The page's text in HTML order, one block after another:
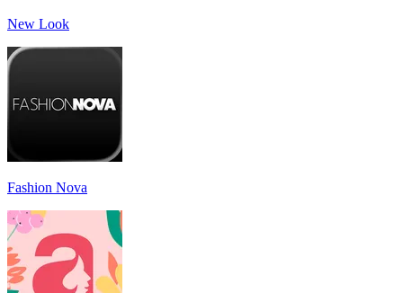
New Look
Fashion Nova